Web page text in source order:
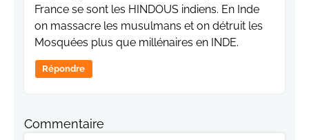
France se sont les HINDOUS indiens. En Inde
on massacre les musulmans et on détruit les
Mosquées plus que millénaires en INDE.
Répondre
Commentaire